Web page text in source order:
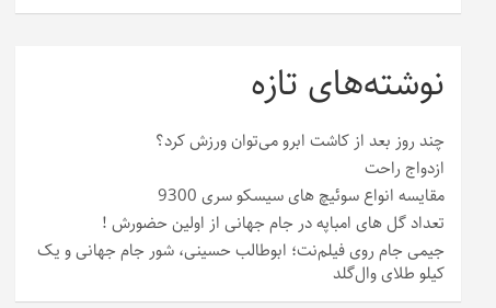
نوشته‌های تازه
چند روز بعد از کاشت ابرو می‌توان ورزش کرد؟
ازدواج راحت
مقایسه انواع سوئیچ های سیسکو سری 9300
تعداد گل های امباپه در جام جهانی از اولین حضورش !
جیمی جام روی فیلم‌نت؛ ابوطالب حسینی، شور جام جهانی و یک
کیلو طلای وال‌گلد